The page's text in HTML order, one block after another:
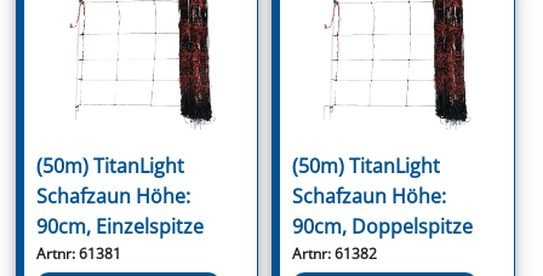
(50m) TitanLight
Schafzaun Höhe:
90cm, Einzelspitze
Artnr: 61381
(50m) TitanLight
Schafzaun Höhe:
90cm, Doppelspitze
Artnr: 61382